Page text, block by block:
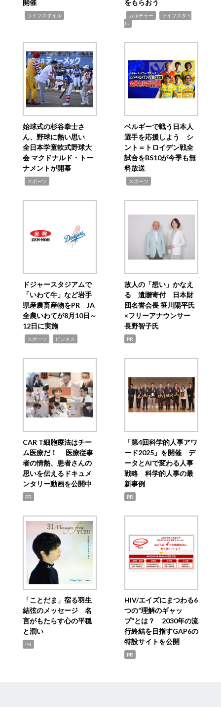
開催
ライフスタイル
をもらおう
カルチャー
ライフスタイ
ル
始球式の杉谷拳士さ
ん、野球に熱い思い
全日本学童軟式野球大
会 マクドナルド・トー
ナメントが開幕
スポーツ
ベルギーで戦う日本人
選手を応援しよう シ
ント＝トロイデン戦全
試合をBS10が今季も無
料放送
スポーツ
ドジャースタジアムで
「いわて牛」など岩手
県産農畜産物をPR JA
全農いわてが8月10日～
12日に実施
スポーツ ビジネス
故人の「想い」かなえ
る 遺贈寄付 日本財
団名誉会長 笹川陽平氏
×フリーアナウンサー
長野智子氏
PR
CAR T細胞療法はチー
ム医療だ！ 医療従事
者の情熱、患者さんの
思いを伝えるドキュメ
ンタリー動画を公開中
PR
「第4回科学的人事アワ
ード2025」を開催 デ
ータとAIで変わる人事
戦略 科学的人事の最
新事例
PR
「ことだま」宿る羽生
結弦のメッセージ 名
言がもたらす心の平穏
と潤い
PR
HIV/エイズにまつわる6
つの“理解のギャッ
プ”とは？ 2030年の流
行終結を目指すGAP6の
特設サイトを公開
PR